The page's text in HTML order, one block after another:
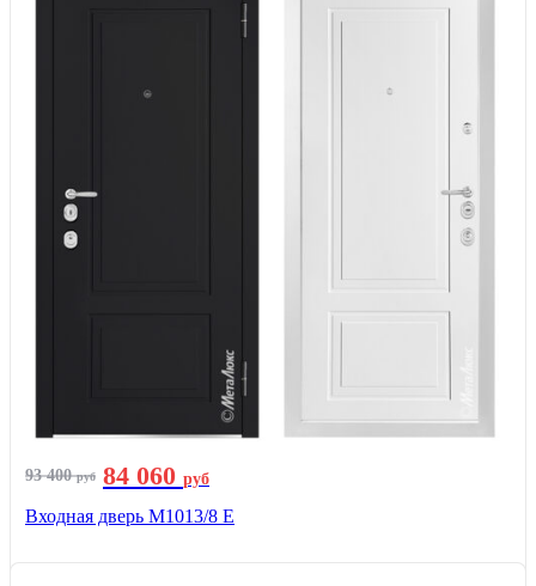
93 400руб 84 060 руб
Входная дверь М1013/8 E